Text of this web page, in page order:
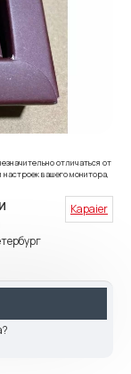
отличаться от
вашего монитора,
Kapaier